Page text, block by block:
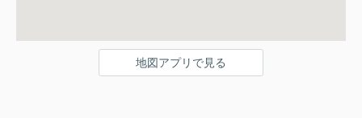
地図アプリで見る